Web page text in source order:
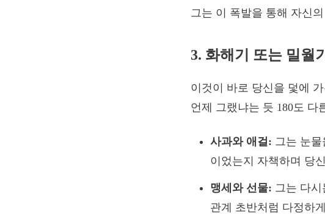
그는 이 폭발을 통해 자신
3. 화해기 또는 밀월
이것이 바로 당신을 덫에
언제 그랬냐는 듯 180도 다
사과와 애걸: 그는 눈
이었는지 자책하며 당
맹세와 선물: 그는 다
관계 초반처럼 다정하